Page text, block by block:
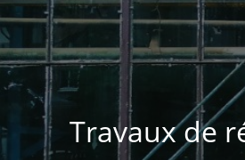
Travaux de